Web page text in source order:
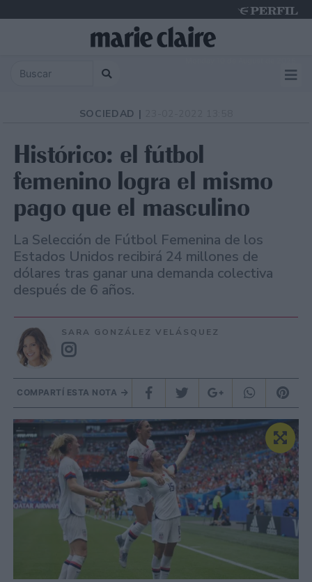
SOCIEDAD |
Histórico: el fútbol
femenino logra el mismo
pago que el masculino
La Selección de Fútbol Femenina de los
Estados Unidos recibirá 24 millones de
dólares tras ganar una demanda colectiva
después de 6 años.
SARA GONZÁLEZ VELÁSQUEZ
COMPARTÍ ESTA NOTA